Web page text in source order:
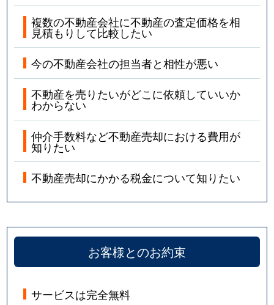
複数の不動産会社に不動産の査定価格を相
見積もりして比較したい
今の不動産会社の担当者と相性が悪い
不動産を売りたいがどこに依頼していいか
わからない
仲介手数料など不動産売却における費用が
知りたい
不動産売却にかかる税金について知りたい
お客様とのお約束
サービスは完全無料